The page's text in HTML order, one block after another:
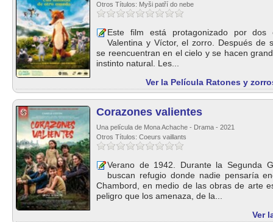
Otros Títulos: Myši patří do nebe
Este film está protagonizado por dos
Valentina y Víctor, el zorro. Después de
se reencuentran en el cielo y se hacen
instinto natural. Les...
Ver la Película Ratones y
Corazones valientes
Una película de Mona Achache - Drama - 2021
Otros Títulos: Coeurs vaillants
Verano de 1942. Durante la Segunda
buscan refugio donde nadie pensaría
Chambord, en medio de las obras de arte
peligro que los amenaza, de la...
Ver